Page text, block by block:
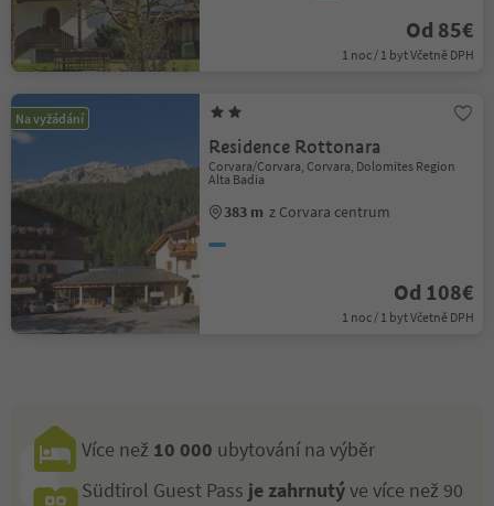
Od 85€
1 noc / 1 byt Včetně DPH
Na vyžádání
Residence Rottonara
Corvara/Corvara, Corvara, Dolomites Region
Alta Badia
383 m z Corvara centrum
Od 108€
1 noc / 1 byt Včetně DPH
Více než 10 000 ubytování na výběr
Südtirol Guest Pass je zahrnutýve více než 90